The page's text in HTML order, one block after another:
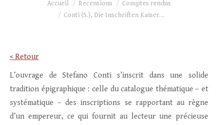
Accueil Recensions
Comptes rendus
Conti (S.), Die Inschriften Kaiser…
< Retour
L’ouvrage de Stefano Conti s’inscrit dans une solide
tradition épigraphique : celle du catalogue thématique – et
systématique – des inscriptions se rapportant au règne
d’un empereur, ce qui fournit au lecteur une précieuse